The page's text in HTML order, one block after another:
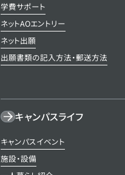
学費サポート
ネットAOエントリー
ネット出願
出願書類の記入方法・郵送方法
キャンパスライフ
キャンパスイベント
施設・設備